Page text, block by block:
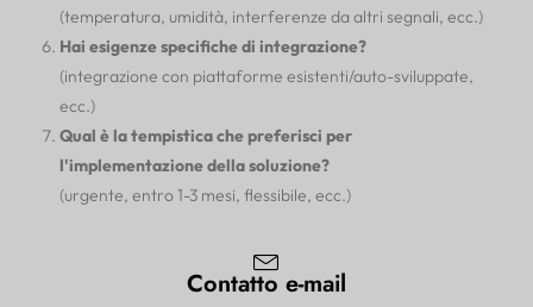
(temperatura, umidità, interferenze da altri segnali, ecc.)
Hai esigenze specifiche di integrazione?
(integrazione con piattaforme esistenti/auto-sviluppate,
ecc.)
Qual è la tempistica che preferisci per
l'implementazione della soluzione?
(urgente, entro 1-3 mesi, flessibile, ecc.)
Contatto e-mail